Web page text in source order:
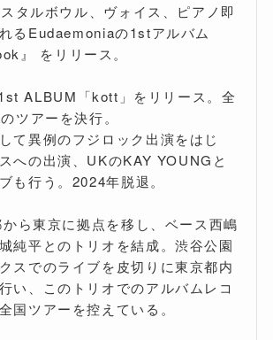
タルボウル、ヴォイス、ピアノ即
るEudaemoniaの1stアルバム
』 をリリース。
ALBUM「kott」をリリース。全
ツアーを決行。
て異例のフジロック出演をはじ
への出演、UKのKAY YOUNGと
も行う。2024年脱退。
ら東京に拠点を移し、ベース西嶋
純平とのトリオを結成。渋谷公園
スでのライブを皮切りに東京都内
い、このトリオでのアルバムレコ
国ツアーを控えている。